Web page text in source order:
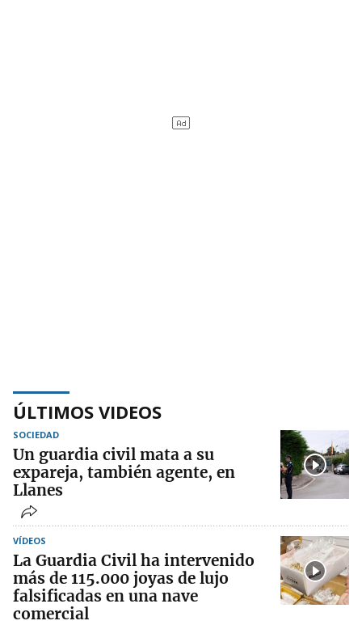
ÚLTIMOS VIDEOS
SOCIEDAD
Un guardia civil mata a su
expareja, también agente, en
Llanes
VÍDEOS
La Guardia Civil ha intervenido
más de 115.000 joyas de lujo
falsificadas en una nave
comercial